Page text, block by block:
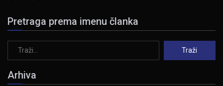
Pretraga prema imenu članka
Arhiva